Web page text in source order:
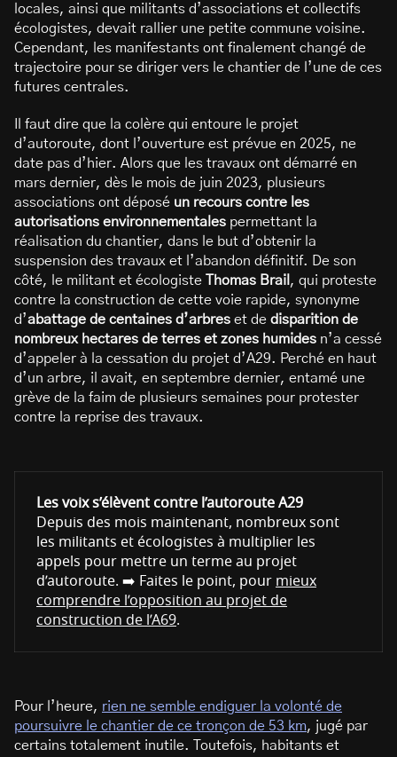
locales, ainsi que militants d’associations et collectifs
écologistes, devait rallier une petite commune voisine.
Cependant, les manifestants ont finalement changé de
trajectoire pour se diriger vers le chantier de l’une de ces
futures centrales.
Il faut dire que la colère qui entoure le projet
d’autoroute, dont l’ouverture est prévue en 2025, ne
date pas d’hier. Alors que les travaux ont démarré en
mars dernier, dès le mois de juin 2023, plusieurs
associations ont déposé un recours contre les
autorisations environnementales permettant la
réalisation du chantier, dans le but d’obtenir la
suspension des travaux et l’abandon définitif. De son
côté, le militant et écologiste
Thomas Brail , qui proteste
contre la construction de cette voie rapide, synonyme
d’abattage de centaines d’arbres et de disparition de
nombreux hectares de terres et zones humides n’a cessé
d’appeler à la cessation du projet d’A29. Perché en haut
d’un arbre, il avait, en septembre dernier, entamé une
grève de la faim de plusieurs semaines pour protester
contre la reprise des travaux.
Les voix s’élèvent contre l’autoroute A29
Depuis des mois maintenant, nombreux sont
les militants et écologistes à multiplier les
appels pour mettre un terme au projet
d’autoroute. ➡️ Faites le point, pour mieux
comprendre l’opposition au projet de
construction de l’A69.
Pour l’heure, rien ne semble endiguer la volonté de
poursuivre le chantier ​​de ce tronçon de 53 km, jugé par
certains totalement inutile. Toutefois, habitants et